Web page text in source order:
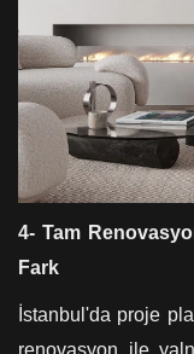
4- Tam
Fark
İstanbul'da proje
renovasyon ile